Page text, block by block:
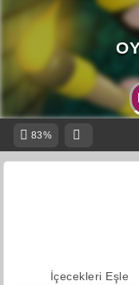
83%
İçecekleri Eşle